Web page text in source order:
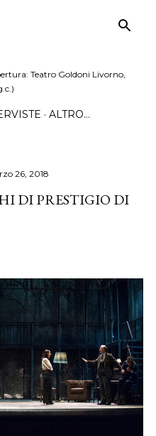
Teatro Goldoni Livorno,
ALTRO…
26, 2018
DI PRESTIGIO DI